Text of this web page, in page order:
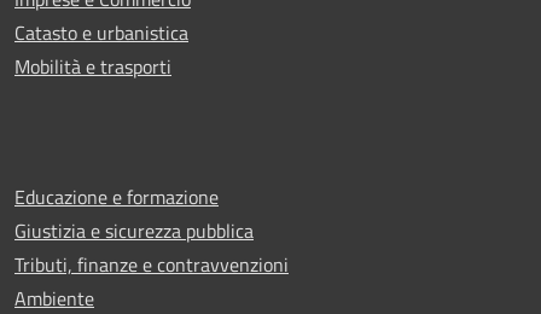
Catasto e urbanistica
Mobilità e trasporti
Educazione e formazione
Giustizia e sicurezza pubblica
Tributi, finanze e contravvenzioni
Ambiente